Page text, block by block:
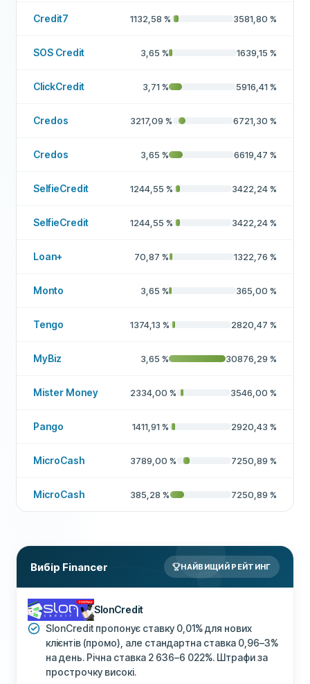
Credit7 1132,58 % 3581,80 %
SOS Credit 3,65 % 1639,15 %
ClickCredit 3,71 % 5916,41 %
Credos 3217,09 % 6721,30 %
Credos 3,65 % 6619,47 %
SelfieCredit 1244,55 % 3422,24%
SelfieCredit 1244,55 % 3422,24%
Loan+ 70,87 % 1322,76 %
Monto 3,65 % 365,00 %
Tengo 1374,13 % 2820,47 %
MyBiz 3,65 % 30876,29 %
Mister Money 2334,00 % 3546,00 %
Pango 1411,91 % 2920,43 %
MicroCash 3789,00 % 7250,89 %
MicroCash 385,28 % 7250,89 %
Вибір Financer НАЙВИЩИЙ РЕЙТИНГ
SlonCredit
SlonCredit пропонує ставку 0,01% для нових
клієнтів (промо), але стандартна ставка 0,96–3%
на день. Річна ставка 2 636–6 022%. Штрафи за
прострочку високі.